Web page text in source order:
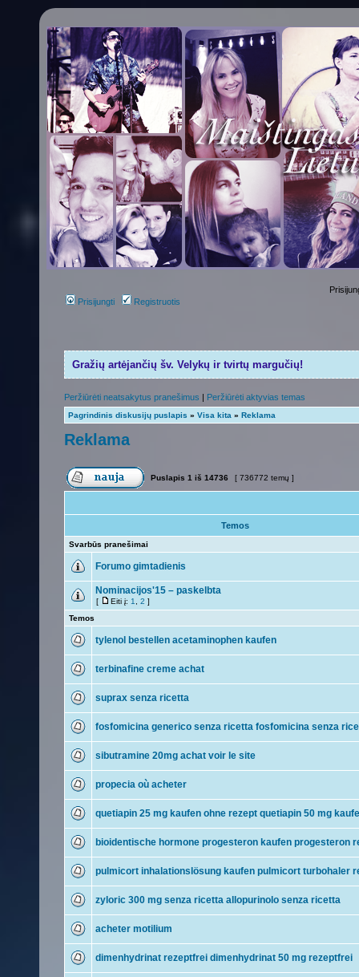
Prisijungti Registruotis
Gražių artėjančių šv. Velykų ir tvirtų margučių!
Peržiūrėti neatsakytus pranešimus | Peržiūrėti aktyvias temas
Pagrindinis diskusijų puslapis » Visa kita » Reklama
Reklama
Puslapis 1 iš 14736 [ 736772 temų ]
Temos
Svarbūs pranešimai
Forumo gimtadienis
Nominacijos'15 – paskelbta
[ Eiti į: 1 2 ]
Temos
tylenol bestellen acetaminophen kaufen
terbinafine creme achat
suprax senza ricetta
fosfomicina generico senza ricetta fosfomicina senza
sibutramine 20mg achat voir le site
propecia où acheter
quetiapin 25 mg kaufen ohne rezept quetiapin 50 mg
bioidentische hormone progesteron kaufen progesteron
pulmicort inhalationslösung kaufen pulmicort turbohaler
zyloric 300 mg senza ricetta allopurinolo senza ricetta
acheter motilium
dimenhydrinat rezeptfrei dimenhydrinat 50 mg rezeptfrei